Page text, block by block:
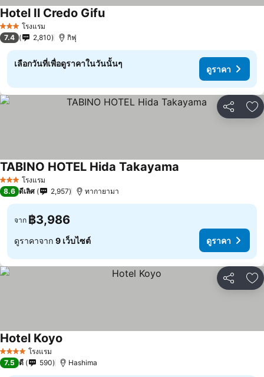
3 ดาว โรงแรม
Hotel Il Credo Gifu
7.4 2,810 กิฟุ
เลือกวันที่เพื่อดูราคาในวันนั้นๆ
ดูราคา
แชร์ เ
3 ดาว โรงแรม
TABINO HOTEL Hida Takayama
8.6 ดีเลิศ 2,957 ทากายามา
จาก ฿3,986
ดูราคาจาก 9 เว็บไซต์ ดูราคา
แชร์ เ
4 ดาว โรงแรม
Hotel Koyo
7.5 ดี 590 Hashima